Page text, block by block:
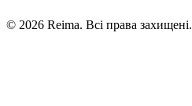
© 2026 Reima. Всі права захищені.